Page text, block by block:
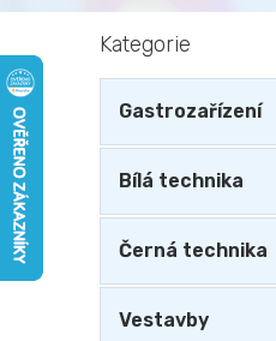
o
s
a
n
a
Přeskočit
Kategorie
Gastrozařízení
Bílá technika
Černá technika
Vestavby